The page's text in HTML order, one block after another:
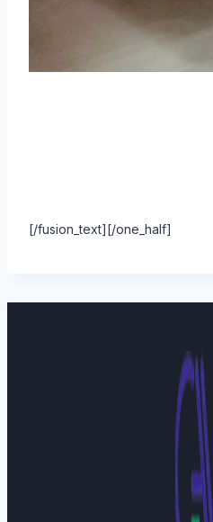
[/fusion_text][/one_half]